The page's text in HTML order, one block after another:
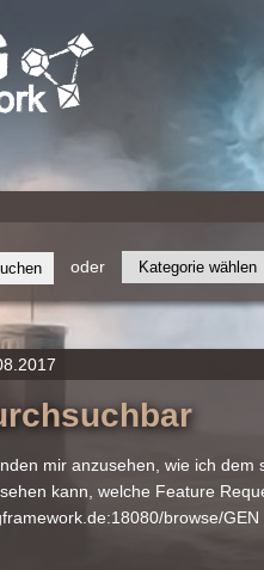
oder
mir anzusehen, wie ich
kann, welche Feature
browse/